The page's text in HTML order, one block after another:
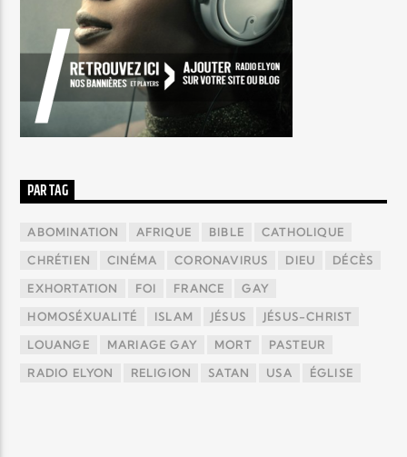
PAR TAG
ABOMINATION AFRIQUE BIBLE CATHOLIQUE
CHRÉTIEN CINÉMA CORONAVIRUS DIEU DÉCÈS
EXHORTATION FOI FRANCE GAY
HOMOSÉXUALITÉ ISLAM JÉSUS JÉSUS-CHRIST
LOUANGE MARIAGE GAY MORT PASTEUR
RADIO ELYON RELIGION SATAN USA ÉGLISE